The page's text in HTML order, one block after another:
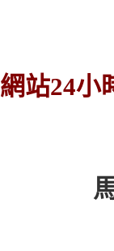
網站24小